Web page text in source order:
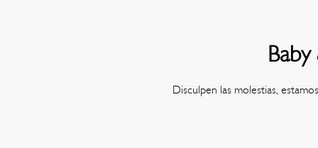
Disculpen las molestias,